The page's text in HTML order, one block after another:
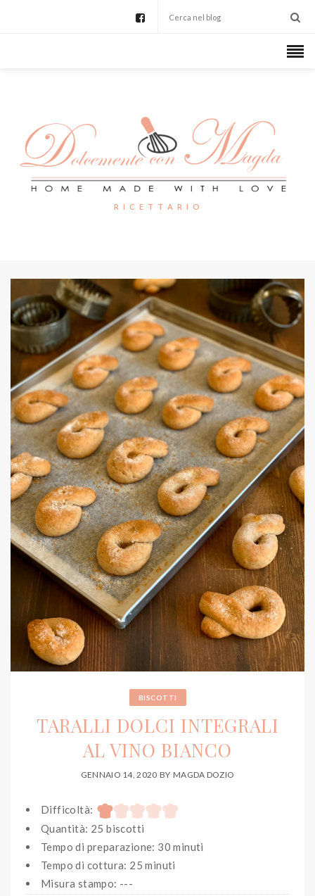
R I C E T T A R I O
BISCOTTI
TARALLI DOLCI INTEGRALI
AL VINO BIANCO
GENNAIO 14, 2020 BY MAGDA DOZIO
Difficoltà:
Quantità: 25 biscotti
Tempo di preparazione: 30 minuti
Tempo di cottura: 25 minuti
Misura stampo: ---